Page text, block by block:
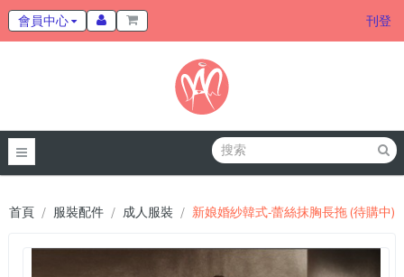
會員中心 刊登
首頁 服裝配件 成人服裝 新娘婚紗韓式-蕾絲抹胸長拖 (待購中)